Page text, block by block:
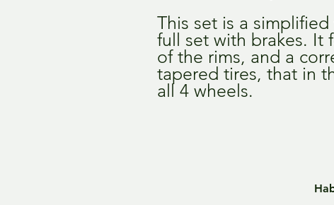
This set is a
full set with brakes. It
of the rims, and a
tapered tires, that in
all 4 wheels.